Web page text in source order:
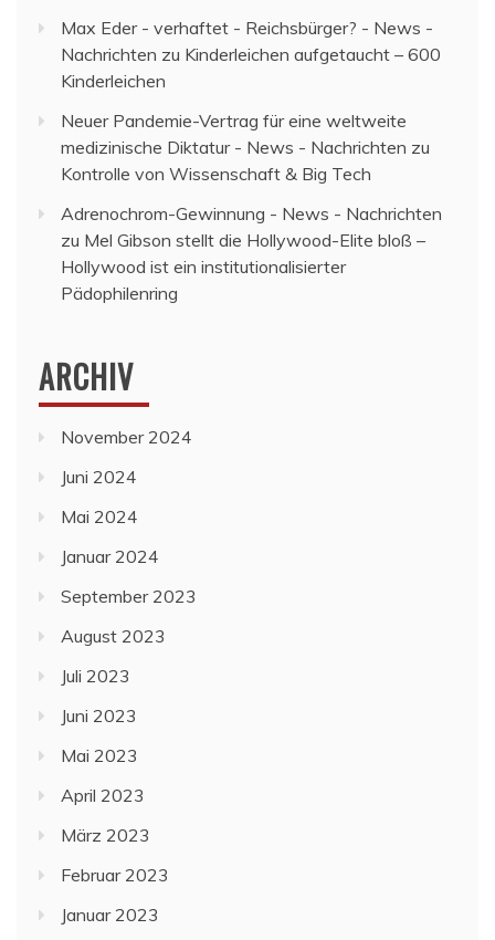
Max Eder - verhaftet - Reichsbürger? - News -
Nachrichten zu Kinderleichen aufgetaucht – 600
Kinderleichen
Neuer Pandemie-Vertrag für eine weltweite
medizinische Diktatur - News - Nachrichten zu
Kontrolle von Wissenschaft & Big Tech
Adrenochrom-Gewinnung - News - Nachrichten
zu Mel Gibson stellt die Hollywood-Elite bloß –
Hollywood ist ein institutionalisierter
Pädophilenring
ARCHIV
November 2024
Juni 2024
Mai 2024
Januar 2024
September 2023
August 2023
Juli 2023
Juni 2023
Mai 2023
April 2023
März 2023
Februar 2023
Januar 2023